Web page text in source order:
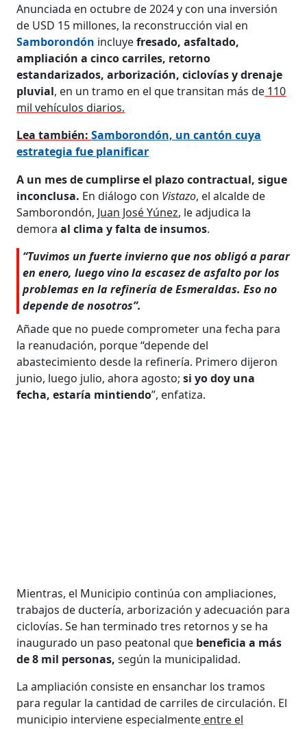
Anunciada en octubre de 2024 y con una inversión
de USD 15 millones, la reconstrucción vial en
Samborondón incluyefresado, asfaltado,
ampliación a cinco carriles, retorno
estandarizados, arborización, ciclovías y drenaje
pluvial, en un tramo en el que transitan más de 110
mil vehículos diarios.
Lea también:Samborondón, un cantón cuya
estrategia fue planificar
A un mes de cumplirse el plazo contractual, sigue
inconclusa. En diálogo con Vistazo, el alcalde de
Samborondón, Juan José Yúnez, le adjudica la
demoraal clima y falta de insumos.
“Tuvimos un fuerte invierno que nos obligó a parar
en enero, luego vino la escasez de asfalto por los
problemas en la refinería de Esmeraldas. Eso no
depende de nosotros”.
Añade que no puede comprometer una fecha para
la reanudación, porque “depende del
abastecimiento desde la refinería. Primero dijeron
junio, luego julio, ahora agosto;si yo doy una
fecha, estaría mintiendo”, enfatiza.
Mientras, el Municipio continúa con ampliaciones,
trabajos de ductería, arborización y adecuación para
ciclovías. Se han terminado tres retornos y se ha
inaugurado un paso peatonal que beneficia a más
de 8 mil personas, según la municipalidad.
La ampliación consiste en ensanchar los tramos
para regular la cantidad de carriles de circulación. El
municipio interviene especialmente entre el